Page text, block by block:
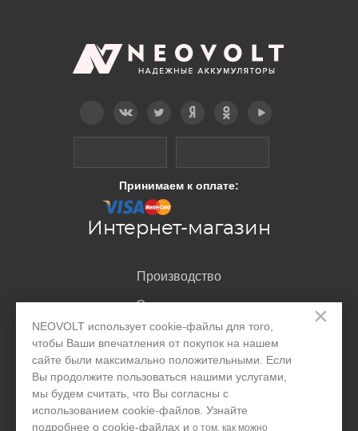
×
NEOVOLT использует cookie-файлы для того,
чтобы Ваши впечатления от покупок на нашем
сайте были максимально положительными. Если
Вы продолжите пользоваться нашими услугами,
мы будем считать, что Вы согласны с
использованием cookie-файлов. Узнайте
подробнее о cookie-файлах и о том, как можно
Принимаем к оплате:
Интернет-магазин
Производство
Организациям
Акции и скидки
Блог
Контакты